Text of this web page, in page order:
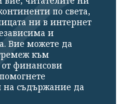
по света,
ни в интернет
и
Вие можете да
към
финансови
на съдържание да